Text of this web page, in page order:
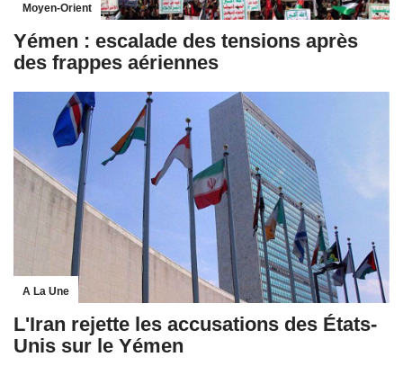
Moyen-Orient
Yémen : escalade des tensions après
des frappes aériennes
A La Une
L'Iran rejette les accusations des États-
Unis sur le Yémen